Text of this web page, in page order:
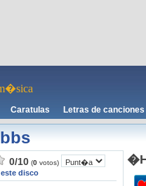
Caratulas Letras de canciones
0/10 (0 votos)
disco